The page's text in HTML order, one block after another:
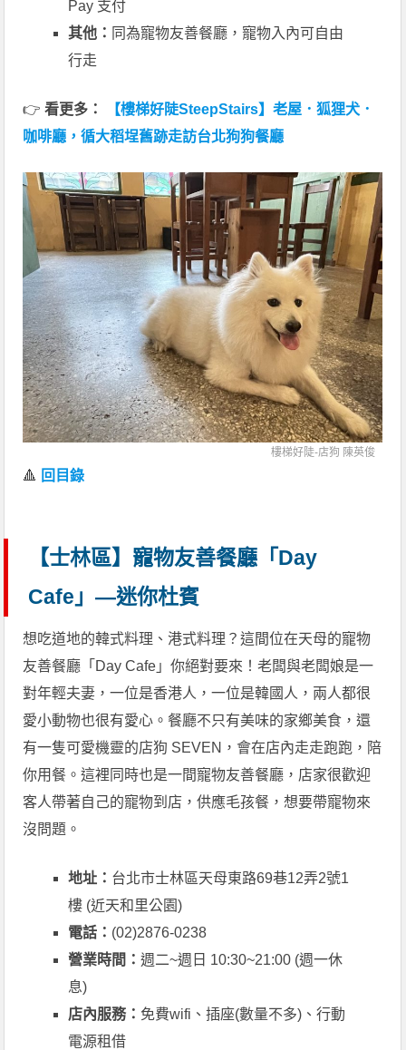
Pay 支付
其他： 同為寵物友善餐廳，寵物入內可自由
行走
👉看更多：
【樓梯好陡SteepStairs】老屋．狐狸犬．
咖啡廳，循大稻埕舊跡走訪台北狗狗餐廳
樓梯好陡-店狗 陳英俊
🔺 回目錄
【士林區】寵物友善餐廳「Day
Cafe」—迷你杜賓
想吃道地的韓式料理、港式料理？這間位在天母的寵物
友善餐廳「Day Cafe」你絕對要來！老闆與老闆娘是一
對年輕夫妻，一位是香港人，一位是韓國人，兩人都很
愛小動物也很有愛心。餐廳不只有美味的家鄉美食，還
有一隻可愛機靈的店狗 SEVEN，會在店內走走跑跑，陪
你用餐。這裡同時也是一間寵物友善餐廳，店家很歡迎
客人帶著自己的寵物到店，供應毛孩餐，想要帶寵物來
沒問題。
地址： 台北市士林區天母東路69巷12弄2號1
樓 (近天和里公園)
電話： (02)2876-0238
營業時間：週二~週日 10:30~21:00 (週一休
息)
店內服務： 免費wifi、插座(數量不多)、行動
電源租借